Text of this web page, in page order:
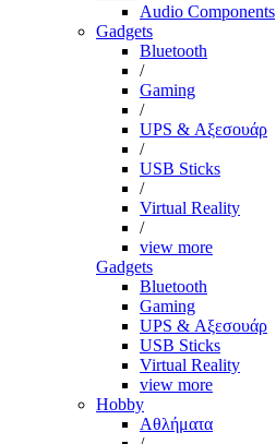
Audio Components
Gadgets
Bluetooth
/
Gaming
/
UPS & Αξεσουάρ
/
USB Sticks
/
Virtual Reality
/
view more
Gadgets
Bluetooth
Gaming
UPS & Αξεσουάρ
USB Sticks
Virtual Reality
view more
Hobby
Αθλήματα